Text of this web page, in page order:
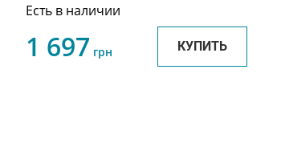
Есть в наличии
1 697 грн КУПИТЬ